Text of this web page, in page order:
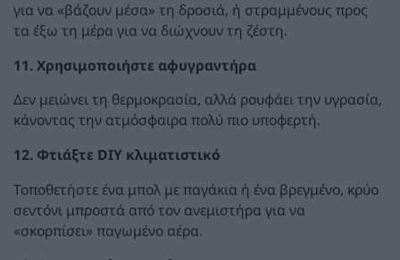
για να «βάζουν μέσα» τη δροσιά, ή στραμμένους προς
τα έξω τη μέρα για να διώχνουν τη ζέστη.
11. Χρησιμοποιήστε αφυγραντήρα
Δεν μειώνει τη θερμοκρασία, αλλά ρουφάει την υγρασία,
κάνοντας την ατμόσφαιρα πολύ πιο υποφερτή.
12. Φτιάξτε DIY κλιματιστικό
Τοποθετήστε ένα μπολ με παγάκια ή ένα βρεγμένο, κρύο
σεντόνι μπροστά από τον ανεμιστήρα για να
«σκορπίσει» παγωμένο αέρα.